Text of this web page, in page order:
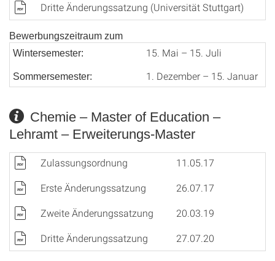
Dritte Änderungssatzung (Universität Stuttgart)
Bewerbungszeitraum zum
Wintersemester:
15. Mai – 15. Juli
Sommersemester: 1. Dezember – 15. Januar
Chemie – Master of Education –
Lehramt – Erweiterungs-Master
Zulassungsordnung
11.05.17
Erste Änderungssatzung
26.07.17
Zweite Änderungssatzung
20.03.19
Dritte Änderungssatzung
27.07.20